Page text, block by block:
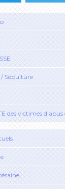
Sépulture
des victimes d'abus